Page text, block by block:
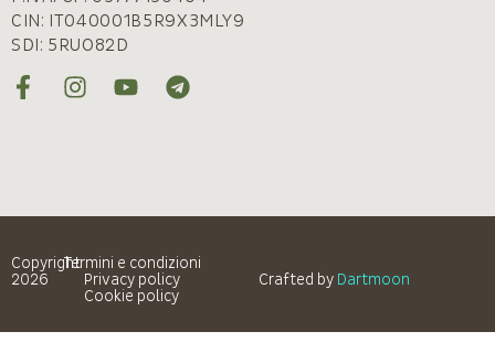
CIN: IT040001B5R9X3MLY9
SDI: 5RUO82D
Copyright
2026
Termini e condizioni
Privacy policy
Cookie policy
Crafted by Dartmoon